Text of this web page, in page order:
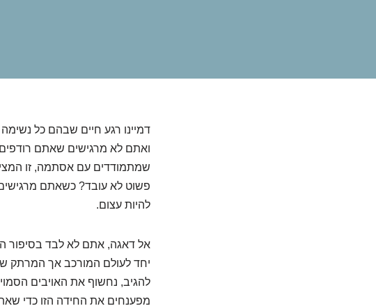
דמיינו רגע חיים שבהם כל
ואתם לא מרגישים שאתם רודפים
שמתמודדים עם אסתמה, זו
פשוט לא עובד? כשאתם
להיות עצום.
אל דאגה, אתם לא לבד בסיפור
יחד לעולם המורכב אך המרתק
להגיב, נחשוף את האויבים
מפענחים את החידה הזו כדי